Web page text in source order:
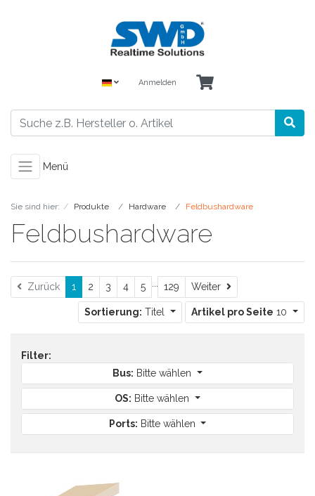
Anmelden
Menü
Sie sind hier: Produkte Hardware Feldbushardware
Feldbushardware
Zurück 1 2 3 4 5 129 Weiter Weiter
Sortierung: Titel Artikel pro Seite 10
Filter:
Bus: Bitte wählen
OS: Bitte wählen
Ports: Bitte wählen